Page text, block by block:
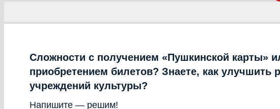
Сложности с получением «Пушкинской карты»
приобретением билетов? Знаете, как улучшить
учреждений культуры?
Напишите — решим!